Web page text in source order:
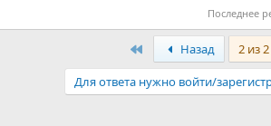
Последнее
ПервыйНазад
2 из 2
Для ответа нужно войти/